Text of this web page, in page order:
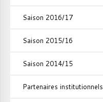
Saison 2016/17
Saison 2015/16
Saison 2014/15
Partenaires institutionnels